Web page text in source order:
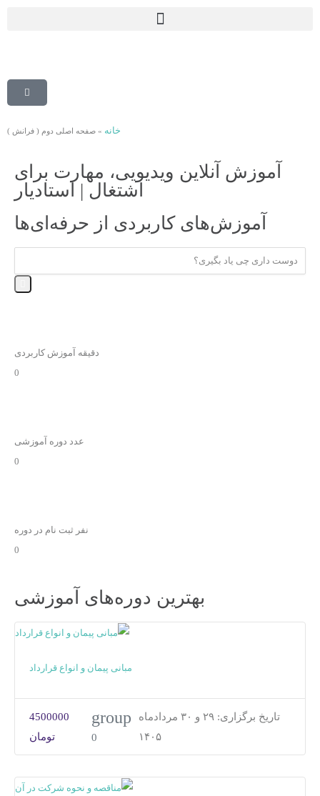
خانه » صفحه اصلی دوم ( فرانش )
آموزش آنلاین ویدیویی، مهارت برای
اشتغال | استادیار
آموزش‌های کاربردی از حرفه‌ای‌ها
دقیقه آموزش کاربردی
0
عدد دوره آموزشی
0
نفر ثبت نام در دوره
0
بهترین دوره‌های آموزشی
مبانی پیمان و انواع قرارداد
تاریخ برگزاری:
۲۹ و ۳۰ مردادماه
۱۴۰۵
group
0
4500000
تومان